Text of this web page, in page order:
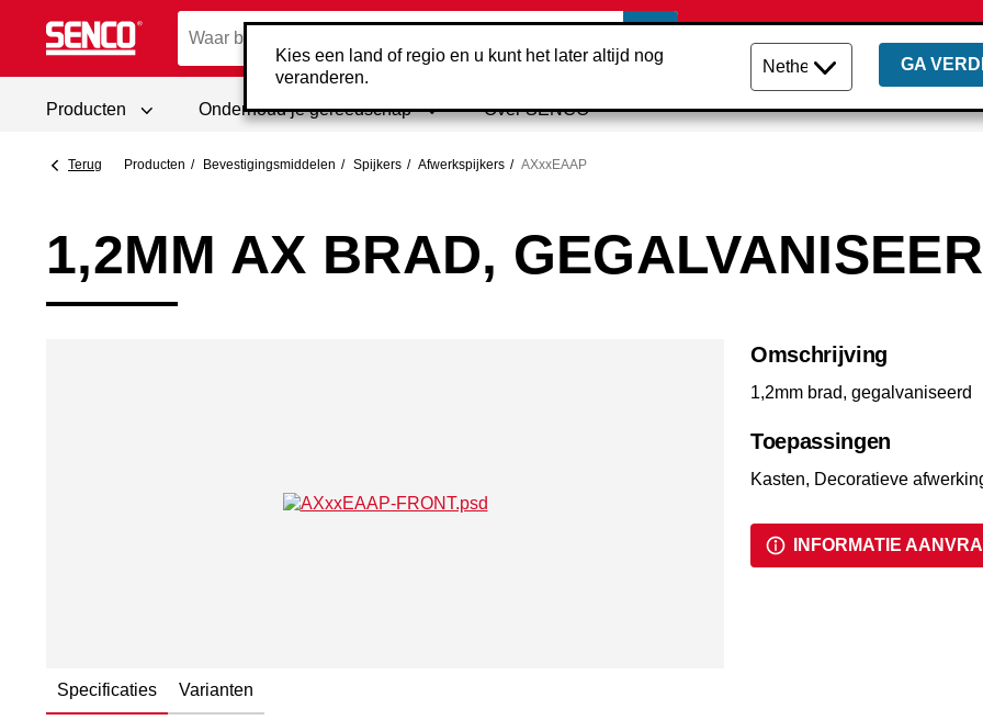
Kies een land of regio en u kunt het later altijd nog
veranderen.
GA
Producten Onderhoud je gereedschap Over SENCO
Terug Producten Bevestigings­middelen Spijkers Afwerk­spijkers AXxxEAAP
1,2MM AX BRAD,
Omschrijving
1,2mm brad, gegalvaniseerd
Toepassingen
Kasten, Decoratieve
INFORMATIE
Specificaties Varianten